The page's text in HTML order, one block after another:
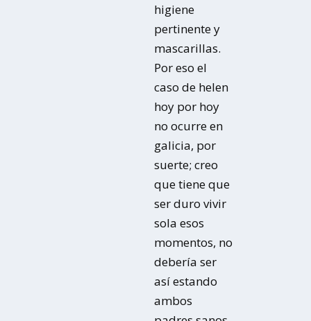
higiene
pertinente y
mascarillas.
Por eso el
caso de helen
hoy por hoy
no ocurre en
galicia, por
suerte; creo
que tiene que
ser duro vivir
sola esos
momentos, no
debería ser
así estando
ambos